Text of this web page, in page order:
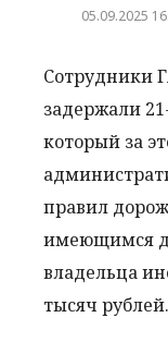
05.09.2025
Сотрудники
задержали
который за
правил
имеющимся
владельца
тысяч рублей.